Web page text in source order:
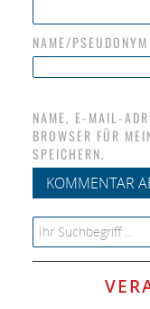
NAME/
NAME, E-MAIL-
BROWSER FÜR
SPEICHERN.
Search for: